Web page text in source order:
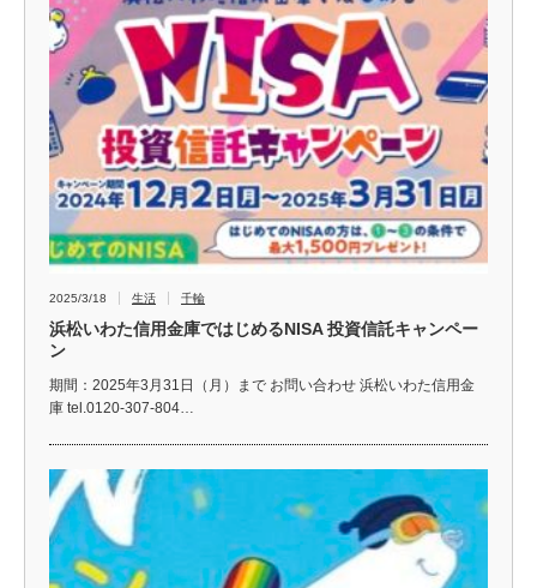
2025/3/18 生活 千輪
浜松いわた信用金庫ではじめるNISA 投資信託キャンペー
ン
期間：2025年3月31日（月）まで お問い合わせ 浜松いわた信用金
庫 tel.0120-307-804…